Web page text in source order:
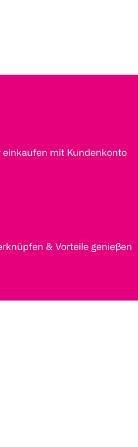
einkaufen mit Kundenkonto
& Vorteile genießen